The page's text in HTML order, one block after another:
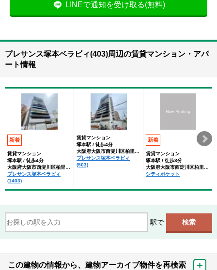
LINEで通知を受け取る(無料)
プレサンス塚本ベラビィ(403)周辺の賃貸マンション・アパ
ート情報
新着
賃貸マンション
塚本駅 / 徒歩4分
大阪府大阪市西淀川区柏里３丁目
プレサンス塚本ベラビィ
(1403)
賃貸マンション
塚本駅 / 徒歩4分
大阪府大阪市西淀川区柏里３丁目
プレサンス塚本ベラビィ
(503)
新着
賃貸マンション
塚本駅 / 徒歩3分
大阪府大阪市西淀川区柏里３丁目
シティポケット
駅で
この建物の情報から、建物アーカイブ物件を再検索